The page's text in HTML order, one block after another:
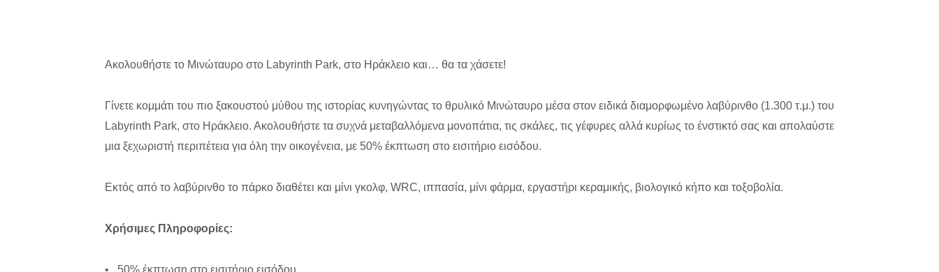
Ακολουθήστε το Μινώταυρο στο Labyrinth Park, στο Ηράκλειο και… θα τα χάσετε!
Γίνετε κομμάτι του πιο ξακουστού μύθου της ιστορίας κυνηγώντας το θρυλικό Μινώταυρο μέσα στον ειδικά διαμορφωμένο λαβύρινθο (1.300 τ.μ.) του
Labyrinth Park, στο Ηράκλειο. Ακολουθήστε τα συχνά μεταβαλλόμενα μονοπάτια, τις σκάλες, τις γέφυρες αλλά κυρίως το ένστικτό σας και απολαύστε
μια ξεχωριστή περιπέτεια για όλη την οικογένεια, με 50% έκπτωση στο εισιτήριο εισόδου.
Εκτός από το λαβύρινθο το πάρκο διαθέτει και μίνι γκολφ, WRC, ιππασία, μίνι φάρμα, εργαστήρι κεραμικής, βιολογικό κήπο και τοξοβολία.
Χρήσιμες Πληροφορίες:
• 50% έκπτωση στο εισιτήριο εισόδου